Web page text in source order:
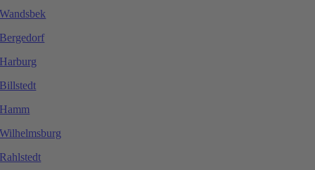
Wandsbek
Bergedorf
Harburg
Billstedt
Hamm
Wilhelmsburg
Rahlstedt